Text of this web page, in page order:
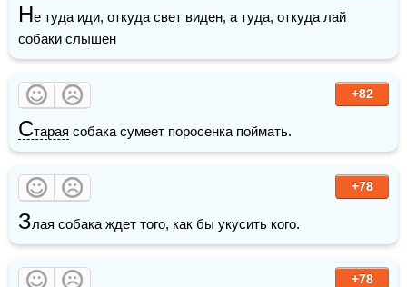
Не туда иди, откуда свет виден, а туда, откуда лай
собаки слышен
+82
Старая собака сумеет поросенка поймать.
+78
Злая собака ждет того, как бы укусить кого.
+78